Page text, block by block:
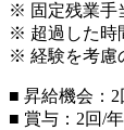
※ 固定残業手
※ 超過した時
※ 経験を考慮
■ 昇給機会：2
■ 賞与：2回/年